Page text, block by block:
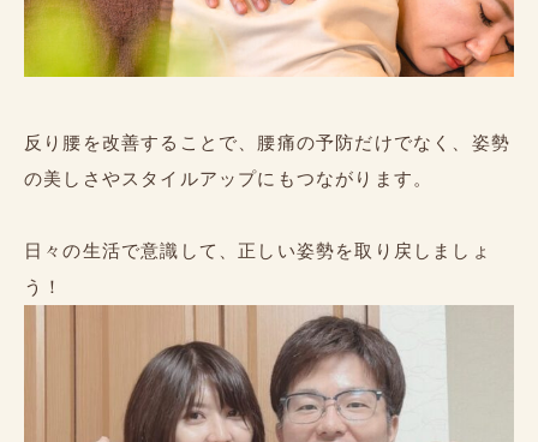
反り腰を改善することで、腰痛の予防だけでなく、姿勢
の美しさやスタイルアップにもつながります。
日々の生活で意識して、正しい姿勢を取り戻しましょ
う！